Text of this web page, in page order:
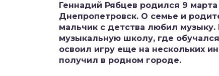
Геннадий Рябцев родился 9
Днепропетровск. О семье и
мальчик с детства любил
музыкальную школу, где
освоил игру еще на нескольких
получил в родном городе.